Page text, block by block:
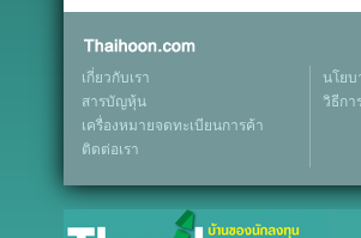
เกี่ยวกับเรา
สารบัญหุ้น
เครื่องหมายจดทะเบียนการค้า
ติดต่อเรา
นโยบ
วิธีกา